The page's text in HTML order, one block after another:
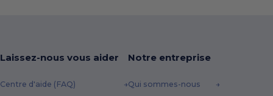
Laissez-nous vous aider
Centre d'aide (FAQ)
Notre entreprise
Qui sommes-nous